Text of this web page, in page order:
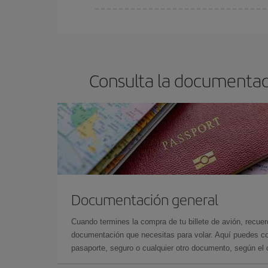
Consulta la
Documentación general
Cuando termines la compra de tu billete de avión,
documentación que necesitas para volar. Aquí puedes
pasaporte, seguro o cualquier otro documento, según